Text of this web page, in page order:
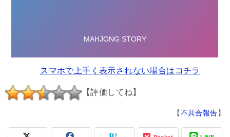
スマホで上手く表示されない場合はコチラ
【評価してね】
【不具合報告】